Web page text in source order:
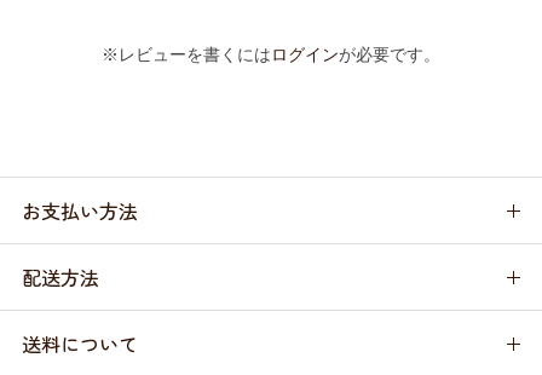
※レビューを書くにはログインが必要です。
お支払い方法
配送方法
送料について